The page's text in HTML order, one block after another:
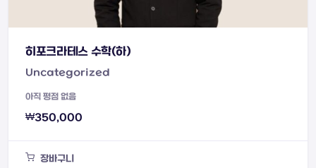
히포크라테스 수학(하)
Uncategorized
아직 평점 없음
₩350,000
장바구니